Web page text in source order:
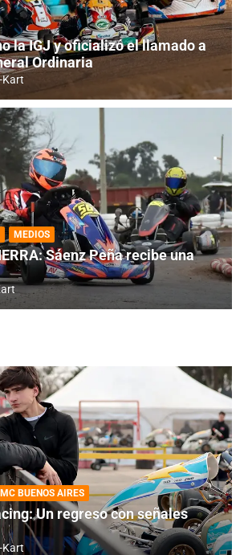
la IGJ y oficializó el llamado a
Ordinaria
Kart
MEDIOS
Sáenz Peña recibe una
BUENOS AIRES
Un regreso con señales
Kart